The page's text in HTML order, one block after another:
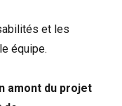
et les
équipe.
amont du projet